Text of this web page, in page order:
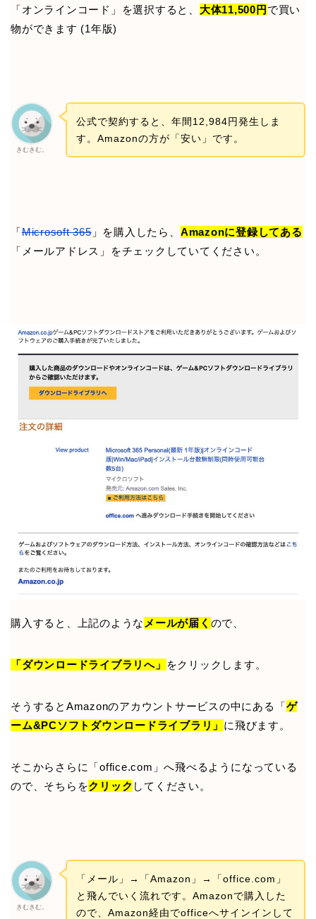
「オンラインコード」を選択すると、 大体11,500円 で買い
物ができます (1年版)
きむきむ。
公式で契約すると、年間12,984円発生しま
す。Amazonの方が「安い」です。
「Microsoft 365」を購入したら、 Amazonに登録してある
「メールアドレス」をチェックしていてください。
購入すると、上記のような メールが届く ので、
「ダウンロードライブラリへ」 をクリックします。
そうするとAmazonのアカウントサービスの中にある「ゲ
ーム&PCソフトダウンロードライブラリ」 に飛びます。
そこからさらに「office.com」へ飛べるようになっている
ので、そちらをクリック してください。
きむきむ。
「メール」→「Amazon」→「office.com」
と飛んでいく流れです。Amazonで購入した
ので、Amazon経由でofficeへサインインして